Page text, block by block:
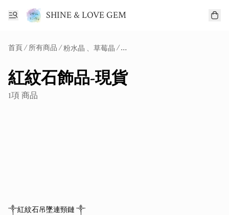
SHINE & LOVE GEM
首頁/所有商品 /粉水晶 、草莓晶 /
紅紋石飾品-現貨
1項 商品
༒紅紋石吊墜連頸鏈 ༒